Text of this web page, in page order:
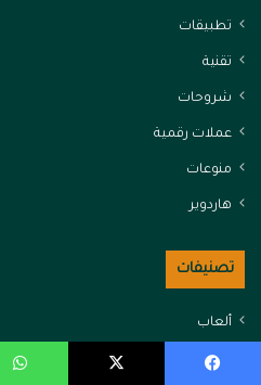
تطبيقات
تقنية
شروحات
عملات رقمية
منوعات
هاردوير
تصنيفات
ألعاب
اقتصاد وأعمال